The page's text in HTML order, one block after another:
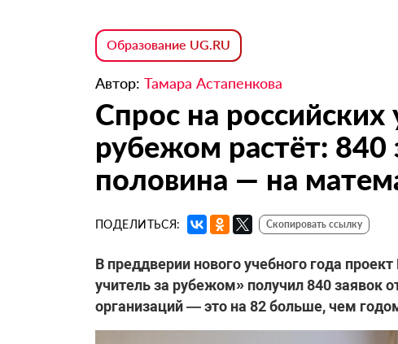
Образование UG.RU
Автор: Тамара Астапенкова
Спрос на российских
рубежом растёт: 840
половина — на
ПОДЕЛИТЬСЯ: Скопировать ссылку
В преддверии нового учебного года
учитель за рубежом» получил 840 заявок
организаций — это на 82 больше, чем